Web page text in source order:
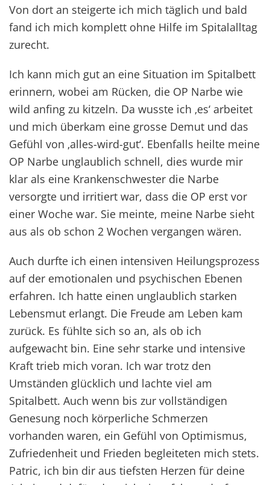
Von dort an steigerte ich mich täglich und bald
fand ich mich komplett ohne Hilfe im Spitalalltag
zurecht.
Ich kann mich gut an eine Situation im Spitalbett
erinnern, wobei am Rücken, die OP Narbe wie
wild anfing zu kitzeln. Da wusste ich ‚es‘ arbeitet
und mich überkam eine grosse Demut und das
Gefühl von ‚alles-wird-gut‘. Ebenfalls heilte meine
OP Narbe unglaublich schnell, dies wurde mir
klar als eine Krankenschwester die Narbe
versorgte und irritiert war, dass die OP erst vor
einer Woche war. Sie meinte, meine Narbe sieht
aus als ob schon 2 Wochen vergangen wären.
Auch durfte ich einen intensiven Heilungsprozess
auf der emotionalen und psychischen Ebenen
erfahren. Ich hatte einen unglaublich starken
Lebensmut erlangt. Die Freude am Leben kam
zurück. Es fühlte sich so an, als ob ich
aufgewacht bin. Eine sehr starke und intensive
Kraft trieb mich voran. Ich war trotz den
Umständen glücklich und lachte viel am
Spitalbett. Auch wenn bis zur vollständigen
Genesung noch körperliche Schmerzen
vorhanden waren, ein Gefühl von Optimismus,
Zufriedenheit und Frieden begleiteten mich stets.
Patric, ich bin dir aus tiefsten Herzen für deine